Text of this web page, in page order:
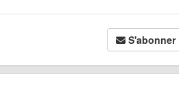
S'abonner